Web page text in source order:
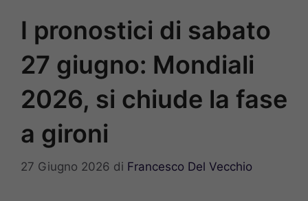
I pronostici di sabato
27 giugno: Mondiali
2026, si chiude la fase
a gironi
27 Giugno 2026 di Francesco Del Vecchio